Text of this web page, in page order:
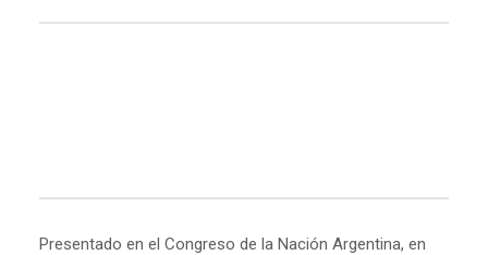
Presentado en el Congreso de la Nación Argentina, en